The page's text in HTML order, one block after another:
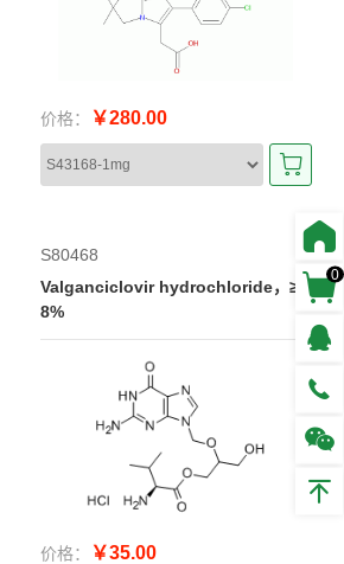
价格： ￥280.00
S80468
Valganciclovir hydrochloride，≥9
8%
价格： ￥35.00
0